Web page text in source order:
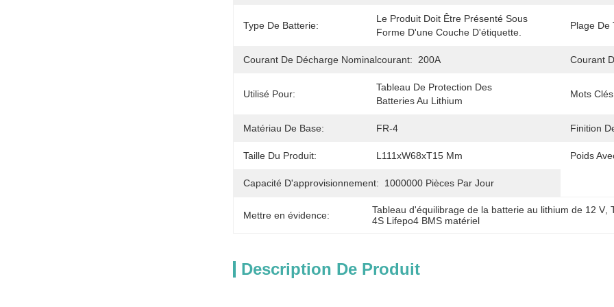
Type De Batterie:
Le Produit Doit Être Présenté Sous
Forme D'une Couche D'étiquette.
Plage De
Courant De Décharge Nominalcourant: 200A Courant
Utilisé Pour:
Tableau De Protection Des
Batteries Au Lithium
Mots
Matériau De Base: FR-4 Finition
Taille Du Produit: L111xW68xT15 Mm Poids
Capacité D'approvisionnement: 1000000 Pièces Par Jour
Mettre en évidence: Tableau d'équilibrage de la batterie au lithium de 12 V ,
4S Lifepo4 BMS matériel
Description De Produit